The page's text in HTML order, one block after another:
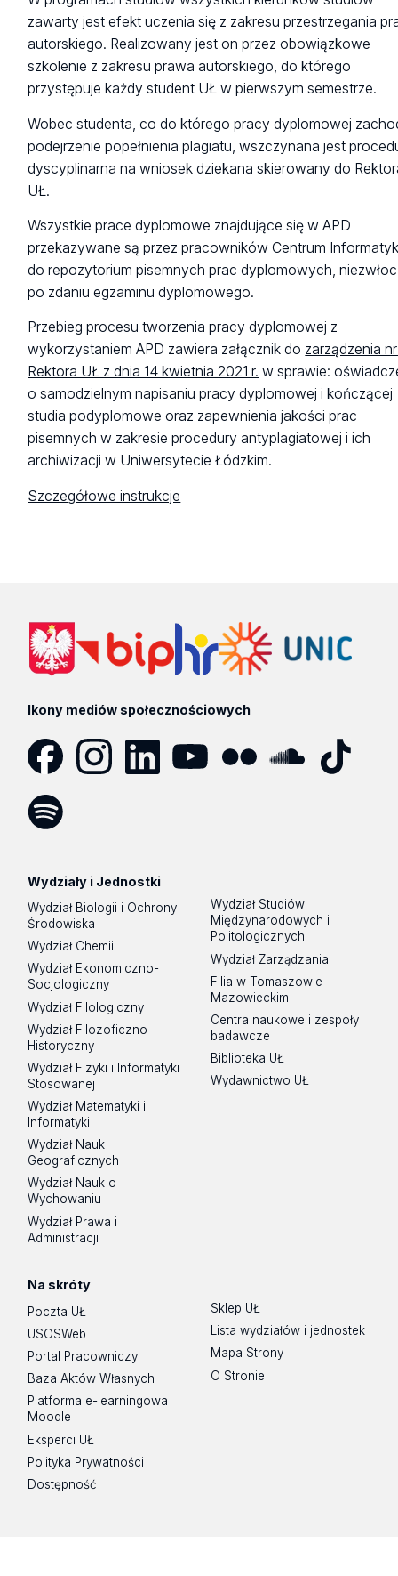
zawarty jest efekt uczenia się z zakresu przestrzegania
autorskiego. Realizowany jest on przez obowiązkowe
szkolenie z zakresu prawa autorskiego, do którego
przystępuje każdy student UŁ w pierwszym semestrze.
Wobec studenta, co do którego pracy dyplomowej
podejrzenie popełnienia plagiatu, wszczynana jest
dyscyplinarna na wniosek dziekana skierowany do
UŁ.
Wszystkie prace dyplomowe znajdujące się w APD
przekazywane są przez pracowników Centrum
do repozytorium pisemnych prac dyplomowych,
po zdaniu egzaminu dyplomowego.
Przebieg procesu tworzenia pracy dyplomowej z
wykorzystaniem APD zawiera załącznik do zarządzenia
Rektora UŁ z dnia 14 kwietnia 2021 r. w sprawie:
o samodzielnym napisaniu pracy dyplomowej i kończącej
studia podyplomowe oraz zapewnienia jakości prac
pisemnych w zakresie procedury antyplagiatowej i ich
archiwizacji w Uniwersytecie Łódzkim.
Szczegółowe instrukcje
Ikony mediów społecznościowych
Wydziały i Jednostki
Wydział Biologii i Ochrony
Środowiska
Wydział Chemii
Wydział Ekonomiczno-
Socjologiczny
Wydział Filologiczny
Wydział Filozoficzno-
Historyczny
Wydział Fizyki i Informatyki
Stosowanej
Wydział Matematyki i
Informatyki
Wydział Nauk
Geograficznych
Wydział Nauk o
Wychowaniu
Wydział Prawa i
Administracji
Wydział Studiów
Międzynarodowych i
Politologicznych
Wydział Zarządzania
Filia w Tomaszowie
Mazowieckim
Centra naukowe i zespoły
badawcze
Biblioteka UŁ
Wydawnictwo UŁ
Na skróty
Poczta UŁ
USOSWeb
Portal Pracowniczy
Baza Aktów Własnych
Platforma e-learningowa
Moodle
Eksperci UŁ
Polityka Prywatności
Dostępność
Sklep UŁ
Lista wydziałów i jednostek
Mapa Strony
O Stronie